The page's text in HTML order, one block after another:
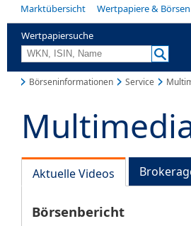
Marktübersicht Wertpapiere & Börsen
Wertpapiersuche
Börseninformationen Service
Aktuelle Videos
Börsenbericht